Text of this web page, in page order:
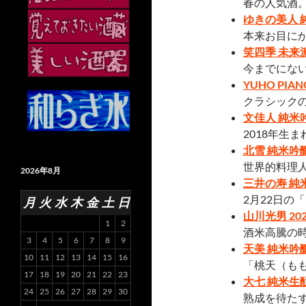
ゆきの美人
本来お目に
笑四季 未来
今までにな
YUHO
クラシック
文佳人 純米
2018年生ま
北雪 純米吟
世界的料理
三井の寿 純
2月22日の
山川光男
酒米高騰の
天美 純米吟
「桃天（
大七 純米生
熟成を待た
2026年8月
月 火 水 木 金 土 日
1
2
3
4 5 6 7 8
9
10
11 12 13 14 15
16
17
18 19 20 21 22 23
24 25 26 27 28 29
30